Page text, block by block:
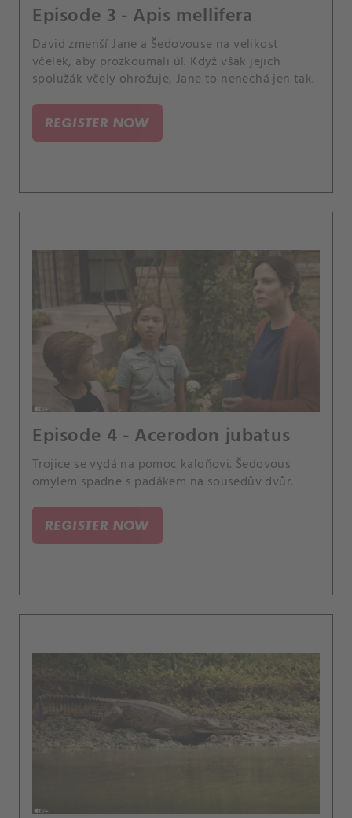
Episode 3 - Apis mellifera
David zmenší Jane a Šedovouse na velikost
včelek, aby prozkoumali úl. Když však jejich
spolužák včely ohrožuje, Jane to nenechá jen tak.
REGISTER NOW
Episode 4 - Acerodon jubatus
Trojice se vydá na pomoc kaloňovi. Šedovous
omylem spadne s padákem na sousedův dvůr.
REGISTER NOW